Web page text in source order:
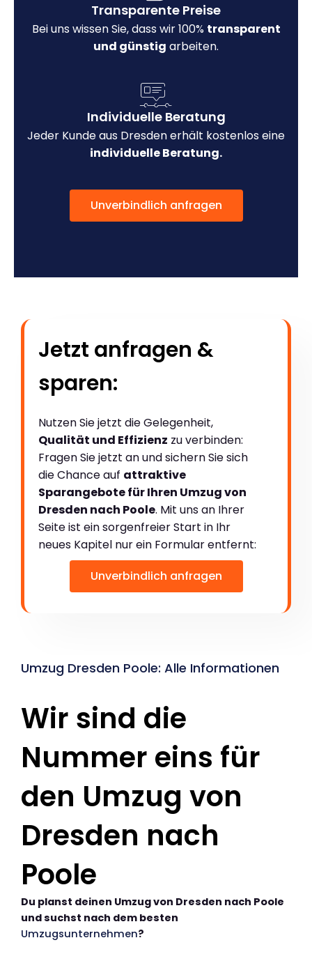
Transparente Preise
Bei uns wissen Sie, dass wir 100% transparent
und günstig arbeiten.
Individuelle Beratung
Jeder Kunde aus Dresden erhält kostenlos eine
individuelle Beratung.
Unverbindlich anfragen
Jetzt anfragen &
sparen:
Nutzen Sie jetzt die Gelegenheit,
Qualität und Effizienz zu verbinden:
Fragen Sie jetzt an und sichern Sie sich
die Chance auf attraktive
Sparangebote für Ihren Umzug von
Dresden nach Poole. Mit uns an Ihrer
Seite ist ein sorgenfreier Start in Ihr
neues Kapitel nur ein Formular entfernt:
Unverbindlich anfragen
Umzug Dresden Poole: Alle Informationen
Wir sind die
Nummer eins für
den Umzug von
Dresden nach
Poole
Du planst deinen Umzug von Dresden nach Poole
und suchst nach dem besten
Umzugsunternehmen?